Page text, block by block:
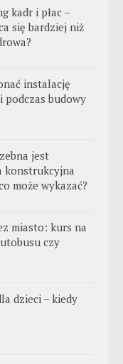
kadr i płac –
się bardziej niż
instalację
podczas budowy
jest
konstrukcyjna
może wykazać?
miasto: kurs na
czy
dzieci – kiedy